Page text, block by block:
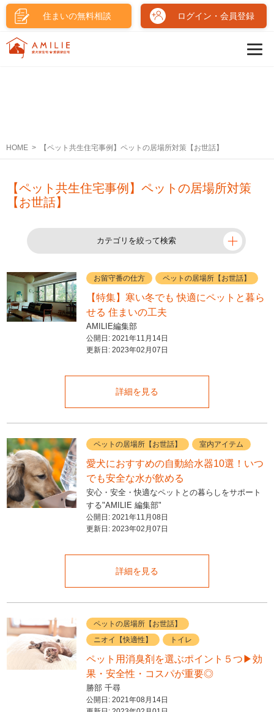
住まいの無料相談 ログイン・会員登録
HOME 【ペット共生住宅事例】ペットの居場所対策【お世話】
【ペット共生住宅事例】ペットの居場所対策
【お世話】
カテゴリを絞って検索
お留守番の仕方 ペットの居場所【お世話】
【特集】寒い冬でも 快適にペットと暮ら
せる 住まいの工夫
AMILIE編集部
公開日: 2021年11月14日
更新日: 2023年02月07日
詳細を見る
ペットの居場所【お世話】 室内アイテム
愛犬におすすめの自動給水器10選！いつ
でも安全な水が飲める
安心・安全・快適なペットとの暮らしをサポート
する"AMILIE 編集部"
公開日: 2021年11月08日
更新日: 2023年02月07日
詳細を見る
ペットの居場所【お世話】
ニオイ【快適性】
トイレ
ペット用消臭剤を選ぶポイント５つ▶︎効
果・安全性・コスパが重要◎
勝部 千尋
公開日: 2021年08月14日